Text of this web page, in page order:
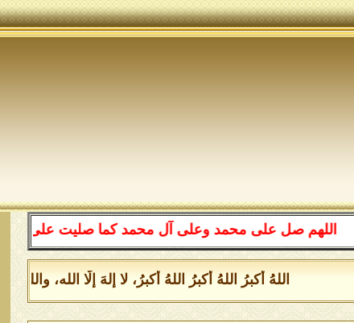
اللهم صل على محمد وعلى آل محمد كما صليت على إبراهيم
اللهُ أكبرُ اللهُ أكبرُ اللهُ أكبرُ، لا إلهَ إلَّا الله،